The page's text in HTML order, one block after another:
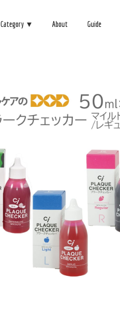
Category ▼ About Guide